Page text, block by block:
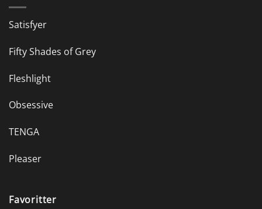
Satisfyer
Fifty Shades of Grey
Fleshlight
Obsessive
TENGA
Pleaser
Favoritter